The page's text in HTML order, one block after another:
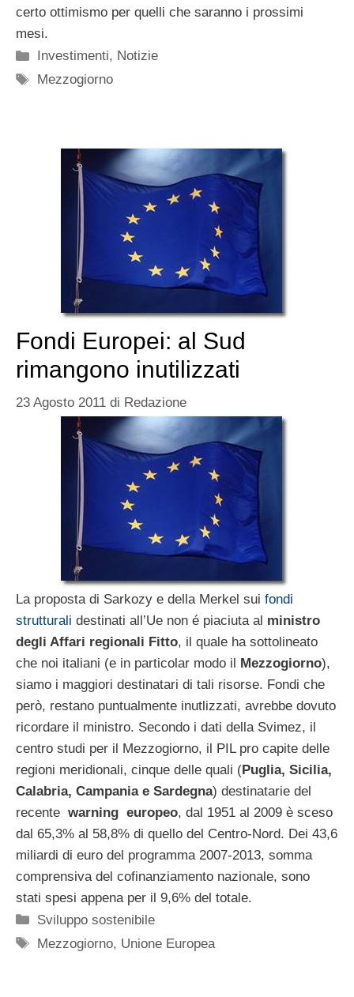
certo ottimismo per quelli che saranno i prossimi
mesi.
Categorie
Investimenti, Notizie
Tag
Mezzogiorno
Fondi Europei: al Sud
rimangono inutilizzati
23 Agosto 2011 di Redazione
La proposta di Sarkozy e della Merkel sui fondi
strutturali destinati all’Ue non é piaciuta al ministro
degli Affari regionali Fitto, il quale ha sottolineato
che noi italiani (e in particolar modo il Mezzogiorno),
siamo i maggiori destinatari di tali risorse. Fondi che
però, restano puntualmente inutlizzati, avrebbe dovuto
ricordare il ministro. Secondo i dati della Svimez, il
centro studi per il Mezzogiorno, il PIL pro capite delle
regioni meridionali, cinque delle quali (Puglia, Sicilia,
Calabria, Campania e Sardegna) destinatarie del
recente warning europeo, dal 1951 al 2009 è sceso
dal 65,3% al 58,8% di quello del Centro-Nord. Dei 43,6
miliardi di euro del programma 2007-2013, somma
comprensiva del cofinanziamento nazionale, sono
stati spesi appena per il 9,6% del totale.
Categorie
Sviluppo sostenibile
Tag
Mezzogiorno, Unione Europea